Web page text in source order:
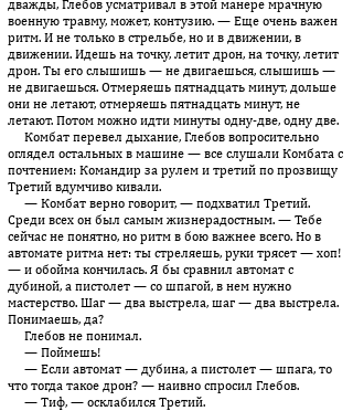
дважды, Глебов усматривал в этой манере мрачную
военную травму, может, контузию. — Еще очень важен
ритм. И не только в стрельбе, но и в движении, в
движении. Идешь на точку, летит дрон, на точку, летит
дрон. Ты его слышишь — не двигаешься, слышишь —
не двигаешься. Отмеряешь пятнадцать минут, дольше
они не летают, отмеряешь пятнадцать минут, не
летают. Потом можно идти минуты одну-две, одну две.
Комбат перевел дыхание, Глебов вопросительно
оглядел остальных в машине — все слушали Комбата с
почтением: Командир за рулем и третий по прозвищу
Третий вдумчиво кивали.
— Комбат верно говорит, — подхватил Третий.
Среди всех он был самым жизнерадостным. — Тебе
сейчас не понятно, но ритм в бою важнее всего. Но в
автомате ритма нет: ты стреляешь, руки трясет — хоп!
— и обойма кончилась. Я бы сравнил автомат с
дубиной, а пистолет — со шпагой, в нем нужно
мастерство. Шаг — два выстрела, шаг — два выстрела.
Понимаешь, да?
Глебов не понимал.
— Поймешь!
— Если автомат — дубина, а пистолет — шпага, то
что тогда такое дрон? — наивно спросил Глебов.
— Тиф, — осклабился Третий.